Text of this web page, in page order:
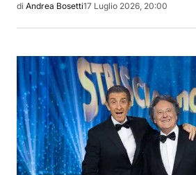
di Andrea Bosetti17 Luglio 2026, 20:00